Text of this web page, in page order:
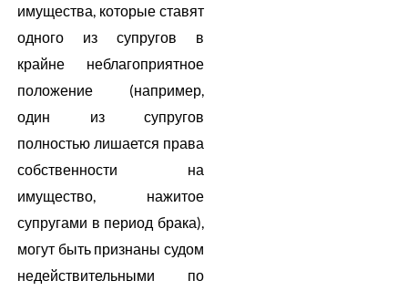
имущества, которые ставят
одного из супругов в
крайне неблагоприятное
положение (например,
один из супругов
полностью лишается права
собственности на
имущество, нажитое
супругами в период брака),
могут быть признаны судом
недействительными по